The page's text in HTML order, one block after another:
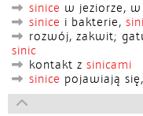
sinice w jeziorze,
sinice i bakterie,
rozwój, zakwit;
sinic
kontakt z sinicami
sinice pojawiają